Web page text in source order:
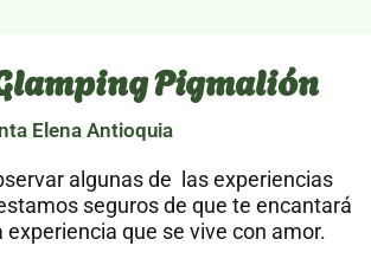
Pigmalión
Elena Antioquia
algunas de las experiencias
seguros de que te encantará
experiencia que se vive con amor.